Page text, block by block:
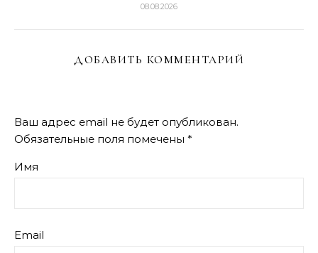
08.08.2026
ДОБАВИТЬ КОММЕНТАРИЙ
Ваш адрес email не будет опубликован.
Обязательные поля помечены *
Имя
Email